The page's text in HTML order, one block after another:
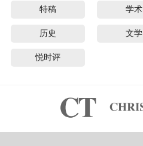
特稿 学术
历史 文学
悦时评